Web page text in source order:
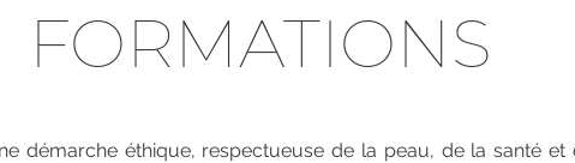
FORMATIONS
démarche éthique, respectueuse de la peau, de la santé et